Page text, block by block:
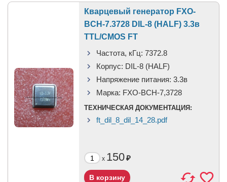
Кварцевый генератор FXO-
BCH-7.3728 DIL-8 (HALF) 3.3в
TTL/CMOS FT
Частота, кГц: 7372.8
Корпус: DIL-8 (HALF)
Напряжение питания: 3.3в
Марка: FXO-BCH-7,3728
ТЕХНИЧЕСКАЯ ДОКУМЕНТАЦИЯ:
ft_dil_8_dil_14_28.pdf
x 150₽